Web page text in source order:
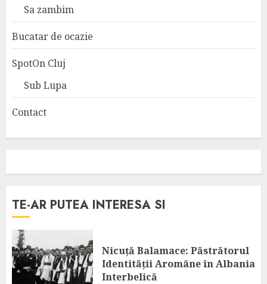
Sa zambim
Bucatar de ocazie
SpotOn Cluj
Sub Lupa
Contact
TE-AR PUTEA INTERESA SI
Nicuță Balamace: Păstrătorul
Identității Aromâne în Albania
Interbelică